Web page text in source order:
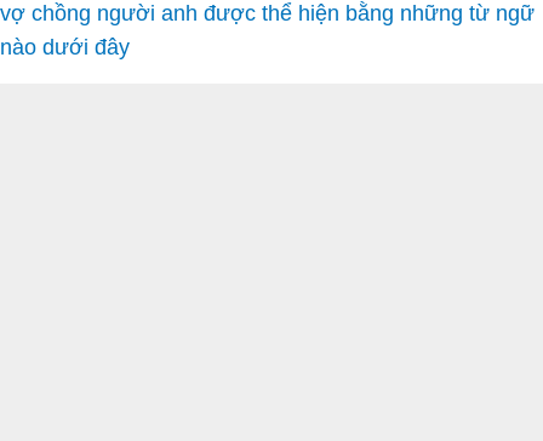
vợ chồng người anh được thể hiện bằng những từ ngữ
nào dưới đây